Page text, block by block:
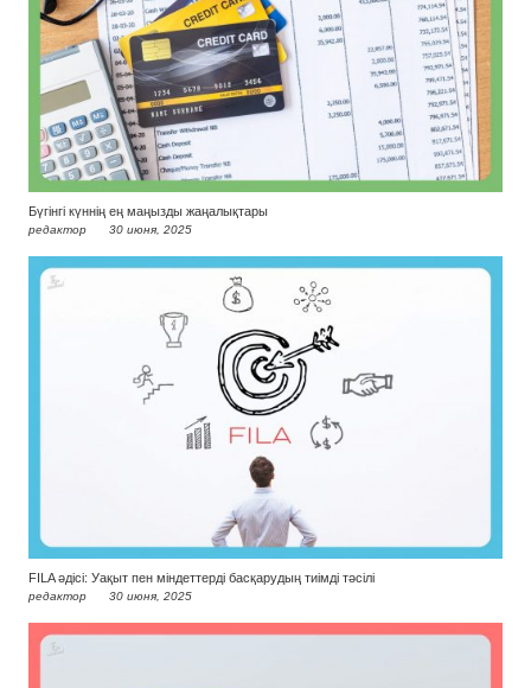
Бүгінгі күннің ең маңызды жаңалықтары
редактор 30 июня, 2025
FILA әдісі: Уақыт пен міндеттерді басқарудың тиімді тәсілі
редактор 30 июня, 2025